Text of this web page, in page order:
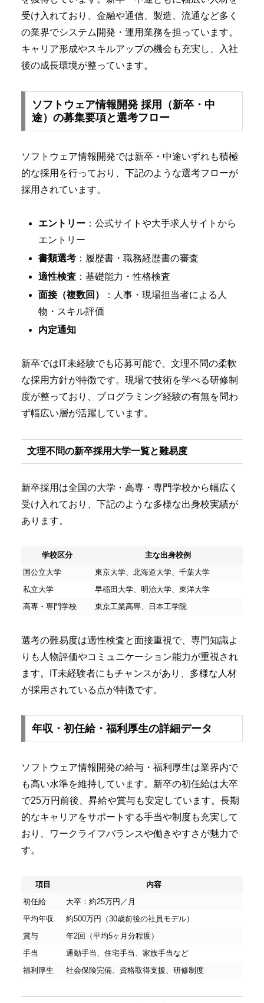
受け入れており、金融や通信、製造、流通など多く
の業界でシステム開発・運用業務を担っています。
キャリア形成やスキルアップの機会も充実し、入社
後の成長環境が整っています。
ソフトウェア情報開発 採用（新卒・中
途）の募集要項と選考フロー
ソフトウェア情報開発では新卒・中途いずれも積極
的な採用を行っており、下記のような選考フローが
採用されています。
エントリー ：公式サイトや大手求人サイトから
エントリー
書類選考 ：履歴書・職務経歴書の審査
適性検査 ：基礎能力・性格検査
面接（複数回）
：人事・現場担当者による人
物・スキル評価
内定通知
新卒ではIT未経験でも応募可能で、文理不問の柔軟
な採用方針が特徴です。現場で技術を学べる研修制
度が整っており、プログラミング経験の有無を問わ
ず幅広い層が活躍しています。
文理不問の新卒採用大学一覧と難易度
新卒採用は全国の大学・高専・専門学校から幅広く
受け入れており、下記のような多様な出身校実績が
あります。
学校区分
主な出身校例
国公立大学
東京大学、北海道大学、千葉大学
私立大学
早稲田大学、明治大学、東洋大学
高専・専門学校
東京工業高専、日本工学院
選考の難易度は適性検査と面接重視で、専門知識よ
りも人物評価やコミュニケーション能力が重視され
ます。IT未経験者にもチャンスがあり、多様な人材
が採用されている点が特徴です。
年収・初任給・福利厚生の詳細データ
ソフトウェア情報開発の給与・福利厚生は業界内で
も高い水準を維持しています。新卒の初任給は大卒
で25万円前後、昇給や賞与も安定しています。長期
的なキャリアをサポートする手当や制度も充実して
おり、ワークライフバランスや働きやすさが魅力で
す。
項目
内容
初任給
大卒：約25万円／月
平均年収
約500万円（30歳前後の社員モデル）
賞与
年2回（平均5ヶ月分程度）
手当
通勤手当、住宅手当、家族手当など
福利厚生
社会保険完備、資格取得支援、研修制度